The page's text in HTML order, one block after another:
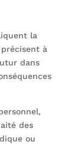
la
à
dans
des
ou